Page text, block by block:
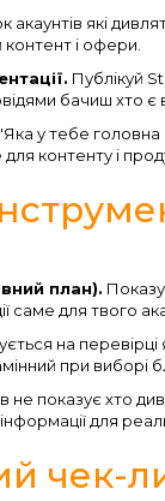
акаунтів які
і офери.
Публікуй
бачиш хто є в
"Яка у тебе
контенту і
план).
саме для твого
на
при виборі
не показує хто
для
чек-